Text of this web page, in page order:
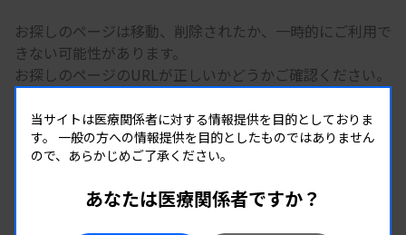
お探しのページは移動、削除されたか、一時的にご利用で
きない可能性があります。
お探しのページのURLが正しいかどうかご確認ください。
MTJ ONE トップページへ
当サイトは医療関係者に対する情報提供を目的としておりま
す。 一般の方への情報提供を目的としたものではありません
ので、あらかじめご了承ください。
あなたは医療関係者ですか？